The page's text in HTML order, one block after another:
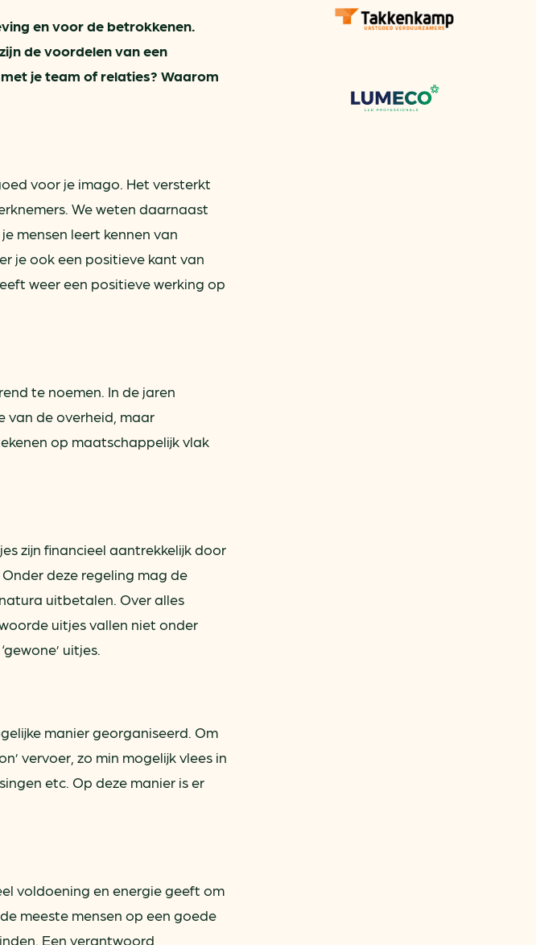
en voor de betrokkenen.
de voordelen van een
je team of relaties? Waarom
voor je imago. Het versterkt
We weten daarnaast
mensen leert kennen van
je ook een positieve kant van
weer een positieve werking op
te noemen. In de jaren
van de overheid, maar
op maatschappelijk vlak
zijn financieel aantrekkelijk door
Onder deze regeling mag de
uitbetalen. Over alles
uitjes vallen niet onder
uitjes.
manier georganiseerd. Om
vervoer, zo min mogelijk vlees in
etc. Op deze manier is er
voldoening en energie geeft om
meeste mensen op een goede
Een verantwoord